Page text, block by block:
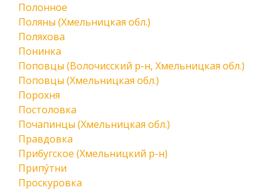
Полонное
Поляны (Хмельницкая обл.)
Поляхова
Понинка
Поповцы (Волочисский р-н, Хмельницкая обл.)
Поповцы (Хмельницкая обл.)
Порохня
Постоловка
Почапинцы (Хмельницкая обл.)
Правдовка
Прибугское (Хмельницкий р-н)
Припу́тни
Проскуровка